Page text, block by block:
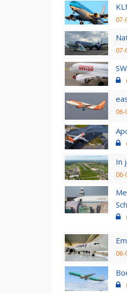
07-
07-
06-
In
06-
06-